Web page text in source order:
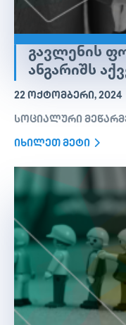
ᲒᲐᲕᲚᲔᲜᲘᲡ
ᲐᲜᲒᲐᲠᲘᲨᲡ
22 ᲝᲥᲢᲝᲛᲑᲔᲠᲘ, 2024
სოციალური
იხილეთ მეტი